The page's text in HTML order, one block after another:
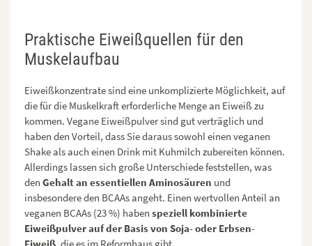
Praktische Eiweißquellen für den
Muskelaufbau
Eiweißkonzentrate sind eine unkomplizierte Möglichkeit, auf
die für die Muskelkraft erforderliche Menge an Eiweiß zu
kommen. Vegane Eiweißpulver sind gut verträglich und
haben den Vorteil, dass Sie daraus sowohl einen veganen
Shake als auch einen Drink mit Kuhmilch zubereiten können.
Allerdings lassen sich große Unterschiede feststellen, was
den Gehalt an essentiellen Aminosäuren und
insbesondere den BCAAs angeht. Einen wertvollen Anteil an
veganen BCAAs (23 %) haben speziell kombinierte
Eiweißpulver auf der Basis von Soja- oder Erbsen-